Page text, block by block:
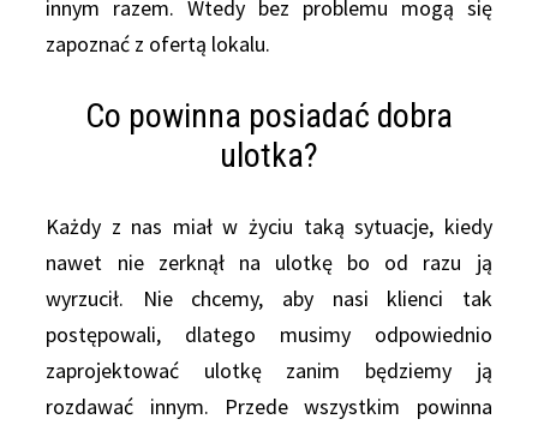
innym razem. Wtedy bez problemu mogą się
zapoznać z ofertą lokalu.
Co powinna posiadać dobra
ulotka?
Każdy z nas miał w życiu taką sytuacje, kiedy
nawet nie zerknął na ulotkę bo od razu ją
wyrzucił. Nie chcemy, aby nasi klienci tak
postępowali, dlatego musimy odpowiednio
zaprojektować ulotkę zanim będziemy ją
rozdawać innym. Przede wszystkim powinna